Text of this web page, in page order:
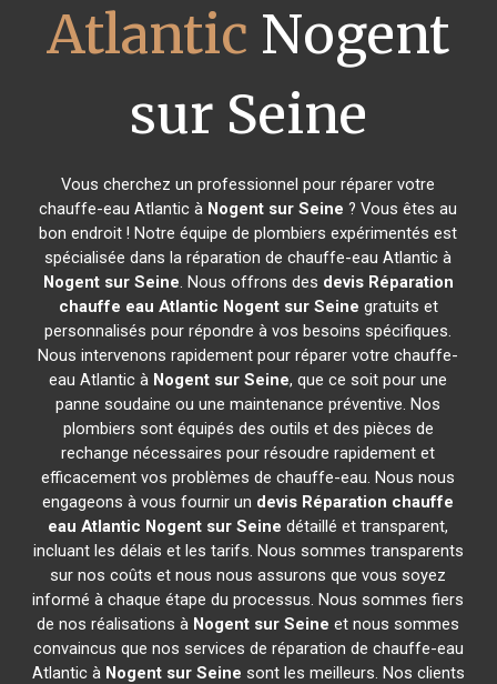
Atlantic Nogent
sur Seine
Vous cherchez un professionnel pour réparer votre
chauffe-eau Atlantic à Nogent sur Seine ? Vous êtes au
bon endroit ! Notre équipe de plombiers expérimentés est
spécialisée dans la réparation de chauffe-eau Atlantic à
Nogent sur Seine. Nous offrons des devis Réparation
chauffe eau Atlantic Nogent sur Seine gratuits et
personnalisés pour répondre à vos besoins spécifiques.
Nous intervenons rapidement pour réparer votre chauffe-
eau Atlantic à Nogent sur Seine, que ce soit pour une
panne soudaine ou une maintenance préventive. Nos
plombiers sont équipés des outils et des pièces de
rechange nécessaires pour résoudre rapidement et
efficacement vos problèmes de chauffe-eau. Nous nous
engageons à vous fournir un devis Réparation chauffe
eau Atlantic Nogent sur Seine détaillé et transparent,
incluant les délais et les tarifs. Nous sommes transparents
sur nos coûts et nous nous assurons que vous soyez
informé à chaque étape du processus. Nous sommes fiers
de nos réalisations à Nogent sur Seine et nous sommes
convaincus que nos services de réparation de chauffe-eau
Atlantic à Nogent sur Seine sont les meilleurs. Nos clients